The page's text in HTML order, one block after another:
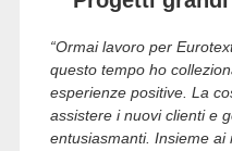
“Ormai lavoro per
questo tempo ho
esperienze positive. La
assistere i nuovi clienti e
entusiasmanti. Insieme ai